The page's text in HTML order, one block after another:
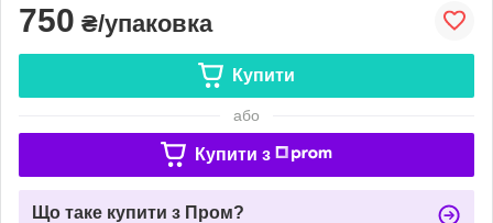
750 ₴/упаковка
Купити
або
Купити з
Що таке купити з Пром?